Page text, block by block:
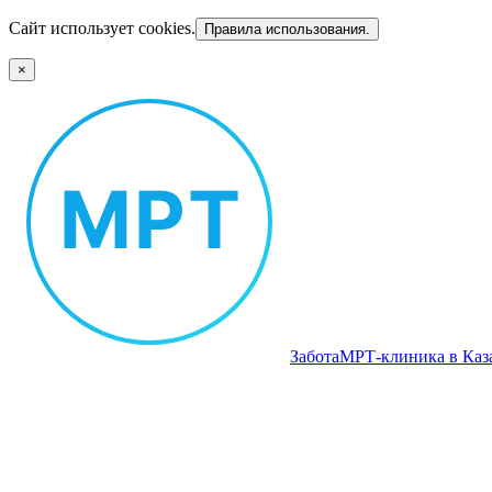
Сайт использует cookies. Правила использования.
×
ЗаботаМРТ‑клиника в